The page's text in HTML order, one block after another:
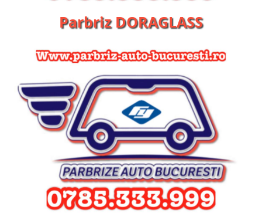
Parbriz DORAGLASS